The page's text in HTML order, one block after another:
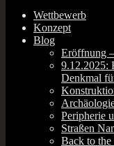
Wettbewerb
Konzept
Blog
Eröffnung
9.12.2025:
Denkmal
Peripherie
Straßen
Back to